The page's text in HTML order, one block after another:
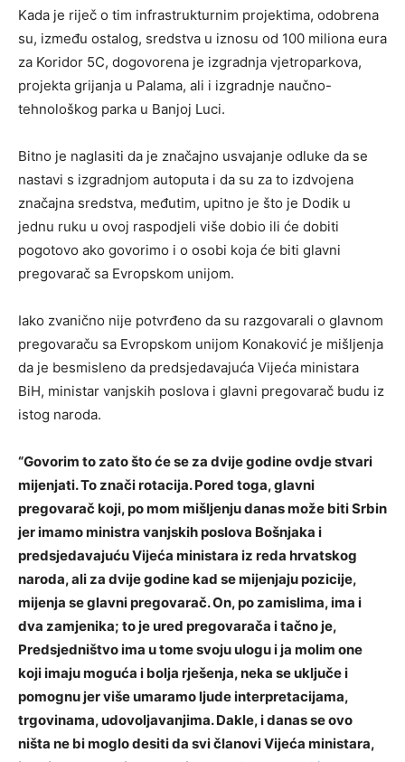
Kada je riječ o tim infrastrukturnim projektima, odobrena
su, između ostalog, sredstva u iznosu od 100 miliona eura
za Koridor 5C, dogovorena je izgradnja vjetroparkova,
projekta grijanja u Palama, ali i izgradnje naučno-
tehnološkog parka u Banjoj Luci.
Bitno je naglasiti da je značajno usvajanje odluke da se
nastavi s izgradnjom autoputa i da su za to izdvojena
značajna sredstva, međutim, upitno je što je Dodik u
jednu ruku u ovoj raspodjeli više dobio ili će dobiti
pogotovo ako govorimo i o osobi koja će biti glavni
pregovarač sa Evropskom unijom.
Iako zvanično nije potvrđeno da su razgovarali o glavnom
pregovaraču sa Evropskom unijom Konaković je mišljenja
da je besmisleno da predsjedavajuća Vijeća ministara
BiH, ministar vanjskih poslova i glavni pregovarač budu iz
istog naroda.
“Govorim to zato što će se za dvije godine ovdje stvari
mijenjati. To znači rotacija. Pored toga, glavni
pregovarač koji, po mom mišljenju danas može biti Srbin
jer imamo ministra vanjskih poslova Bošnjaka i
predsjedavajuću Vijeća ministara iz reda hrvatskog
naroda, ali za dvije godine kad se mijenjaju pozicije,
mijenja se glavni pregovarač. On, po zamislima, ima i
dva zamjenika; to je ured pregovarača i tačno je,
Predsjedništvo ima u tome svoju ulogu i ja molim one
koji imaju moguća i bolja rješenja, neka se uključe i
pomognu jer više umaramo ljude interpretacijama,
trgovinama, udovoljavanjima. Dakle, i danas se ovo
ništa ne bi moglo desiti da svi članovi Vijeća ministara,